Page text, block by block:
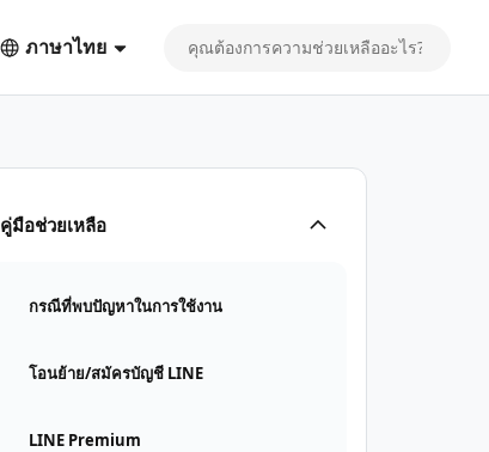
ภาษาไทย
คู่มือช่วยเหลือ
กรณีที่พบปัญหาในการใช้งาน
โอนย้าย/สมัครบัญชี LINE
LINE Premium